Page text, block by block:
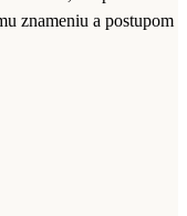
znameniu a postupom